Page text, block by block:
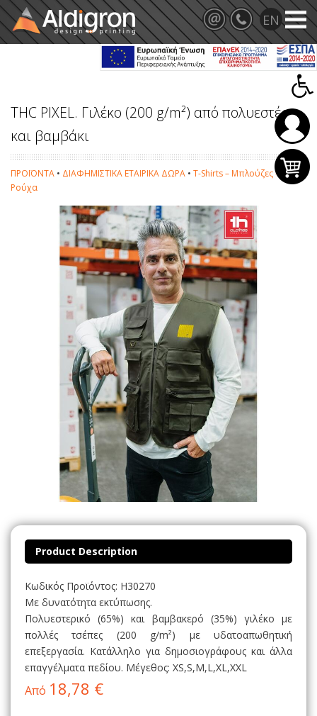
THC PIXEL. Γιλέκο (200 g/m²) από πολυεστέρα
και βαμβάκι
ΠΡΟΪΟΝΤΑ • ΔΙΑΦΗΜΙΣΤΙΚΑ ΕΤΑΙΡΙΚΑ ΔΩΡΑ • T-Shirts – Μπλούζες –
Ρούχα
Product Description
Κωδικός Προϊόντος: H30270
Με δυνατότητα εκτύπωσης.
Πολυεστερικό (65%) και βαμβακερό (35%) γιλέκο με
πολλές τσέπες (200 g/m²) με υδατοαπωθητική
επεξεργασία. Κατάλληλο για δημοσιογράφους και άλλα
επαγγέλματα πεδίου. Μέγεθος: XS,S,M,L,XL,XXL
Από 18,78 €